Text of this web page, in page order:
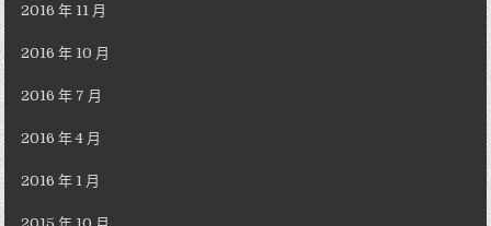
2016 年 11 月
2016 年 10 月
2016 年 7 月
2016 年 4 月
2016 年 1 月